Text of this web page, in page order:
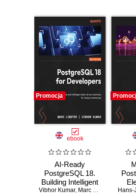
Promocja
ebook
AI-Ready
PostgreSQL 18.
Building Intelligent
Data Systems with
Vibhor Kumar, Marc Linster Ed
Hans-